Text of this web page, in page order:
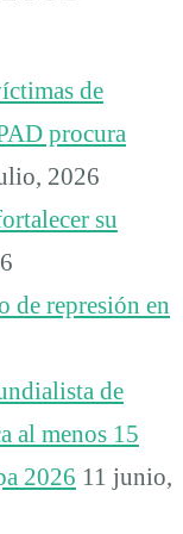
de
procura
2026
su
de represión en
de
al menos 15
2026 11 junio,